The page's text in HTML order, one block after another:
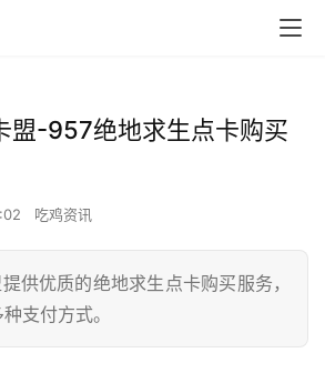
盟-957绝地求生点卡购买
吃鸡资讯
供优质的绝地求生点卡购买服务，
支付方式。